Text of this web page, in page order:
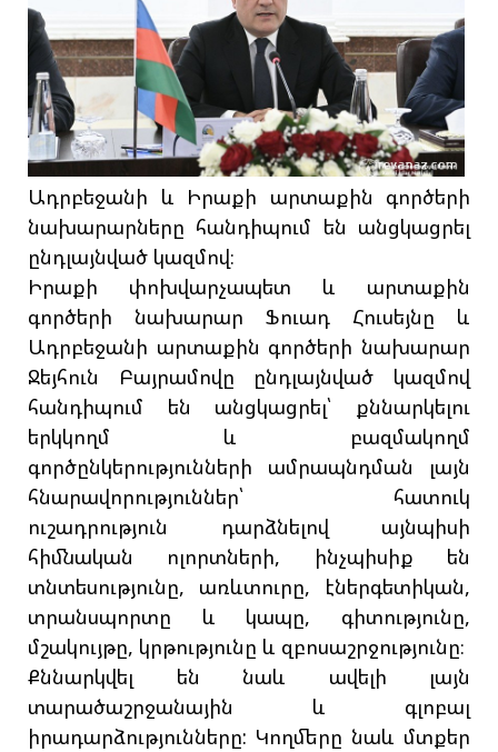
Ադրբեջանի և Իրաքի արտաքին գործերի
նախարարները հանդիպում են անցկացրել
ընդլայնված կազմով։
Իրաքի փոխվարչապետ և արտաքին
գործերի նախարար Ֆուադ Հուսեյնը և
Ադրբեջանի արտաքին գործերի նախարար
Ջեյհուն Բայրամովը ընդլայնված կազմով
հանդիպում են անցկացրել՝ քննարկելու
երկկողմ և բազմակողմ
գործընկերությունների ամրապնդման լայն
հնարավորություններ՝ հատուկ
ուշադրություն դարձնելով այնպիսի
հիմնական ոլորտների, ինչպիսիք են
տնտեսությունը, առևտուրը, էներգետիկան,
տրանսպորտը և կապը, գիտությունը,
մշակույթը, կրթությունը և զբոսաշրջությունը։
Քննարկվել են նաև ավելի լայն
տարածաշրջանային և գլոբալ
իրադարձությունները: Կողմերը նաև մտքեր